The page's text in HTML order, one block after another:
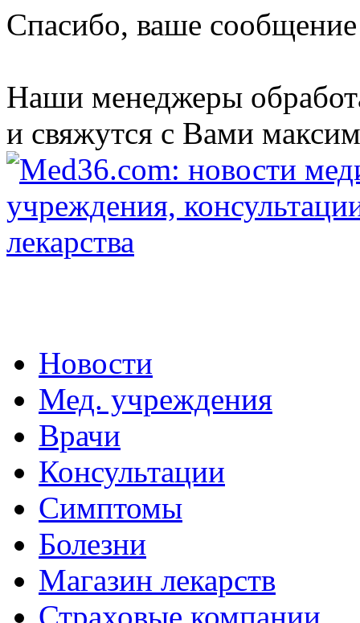
Спасибо, ваше
Наши менеджеры
и свяжутся с Вами
Новости
Мед. учреждения
Врачи
Консультации
Симптомы
Болезни
Магазин лекарств